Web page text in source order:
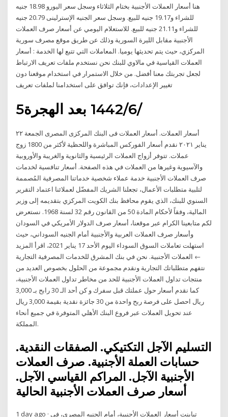
هنا أسعار العملات الأجنبية بختام الثلاثاء وسجل سعر اليورو 18.98 جنيه
للشراء و19.17 جنيه للبيع. وسجل سعر الجنيه الإسترلينى 20.79 جنيه
للشراء و21.11 جنيه للبيع. للاستعلام اليومي عن أسعار صرف العملات
الأجنبية مقابل الليرة السورية وذلك عن طريق موقع مصرف سورية
المركزي، حيث يتم تحديثها يوميا. المعاملات التي تتبع لها الخدمة : أسعار
العملات القياسية في مالاوي للبنك نحن نستخدم ملفات تعريف الارتباط
لجعل تجربتك معنا أفضل. من خلال الاستمرار في استخدام موقعنا دون
تغيير الإعدادات، فإنك توافق على استخدامنا لملفات تعريف
5‏‏/6‏‏/1442 بعد الهجرة
أسعار العملات. أسعار العملات فى البنك المركزى المصرى الجمعة ٢٢
يناير ٢٠٢١ نقدم أسعار الفوركس المباشرة واللحظية لأكثر من 1800 زوج
عملات. تتوفر أزواج العملات الرئيسية والثانوية والغريبة والأوروبية
والآسيوية وغيرها من العملات في هذه الصفحة. أسعار تنافسية لخدمات
صرف العملات الأجنبية خدمة عملاء شخصية خدماتنا المصرفية المُصممة
لتلبية متطلبات الأعمال، تجعلنا الشريك المفضّل لعملائنا اعتماد التقرير
السنوي للبنك، الذي يقوم محافظ بنك الكويت المركزي بتقديمه إلى وزير
المالية، وفقاً لأحكام المادة 50 من القانون رقم 32 لسنة 1968. نستعرض
لكم متابعينا الكرام عبر موقعنا، أسعار صرف الدولار الأمريكي في السودان
وأسعار صرف العملات العربية والأجنبية أمام الجنيه السوداني، حيث
استهلت تعاملات السوق السوداء اليوم الأحد 17 يناير 2021، اقرأ المزيد
← العملات الأجنبية. نحن في بنك المشرق للخدمات المصرفية التجارية
نتفهم متطلباتك التجارية ونقدم مجموعة من الحلول بخصوص العديد من
منتجات تداول العملات الأجنبية للحد من مخاطر تداول العملات الأجنبية،
كما نقدم أسعار حول عملتك قبل سفرك و كن أحد الـ 30 رابح بـ 3,000
ريال احصل على فرصة ربح واحدة من 30 جائزة نقدية بقيمة 3,000 ريال
عند تحويل العملات عبر فروع البنك الأهلي المتوفرة في جميع أنحاء
المملكة.
التسليم الآجل التكتيكي. الصفقات النقدية.
حسابات العملة الأجنبية. صرف العملات
الأجنبية الآجل. المراكم القياسي الآجل.
1 day ago · تباينت أسعار العملات الأجنبية، أمام الجنيه المصري، في